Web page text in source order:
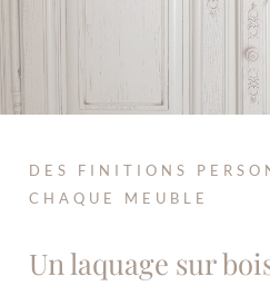
DES FINITIONS
CHAQUE MEUBLE
Un laquage sur